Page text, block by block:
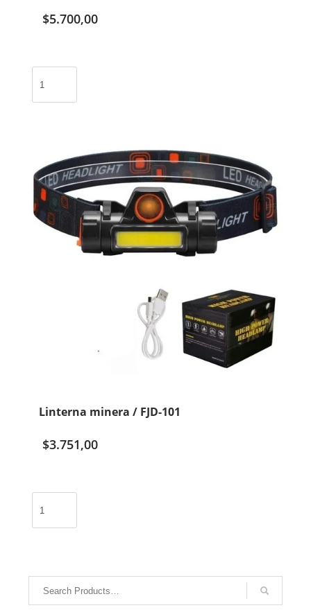
$5.700,00
cantidad
Linterna minera / FJD-101
$3.751,00
minera
cantidad